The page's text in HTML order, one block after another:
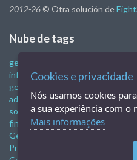
2012-26 © Otra solución de
Nube de tags
gestión financiera
informático de gestión control
gestión de la empresa.
administración empresarial
software de gestión de negocios
financiera Gestión administrativa
Gestión financiera
Programa de venta móvil
Sistema
Cookies e privacidade
Nós usamos cookies
a sua experiência com o
Mais informações